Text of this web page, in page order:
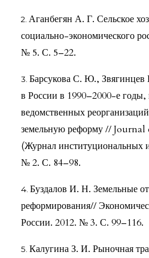
Аганбегян А. Г. Сельское
социально-экономического
№ 5. С. 5–22.
Барсукова С. Ю.,
в России в 1990–2000-е годы,
ведомственных
земельную реформу //
(Журнал институциональных
№ 2. С. 84–98.
Буздалов И. Н. Земельные
реформирования//
России. 2012. № 3. С. 99–116.
Калугина З. И. Рыночная